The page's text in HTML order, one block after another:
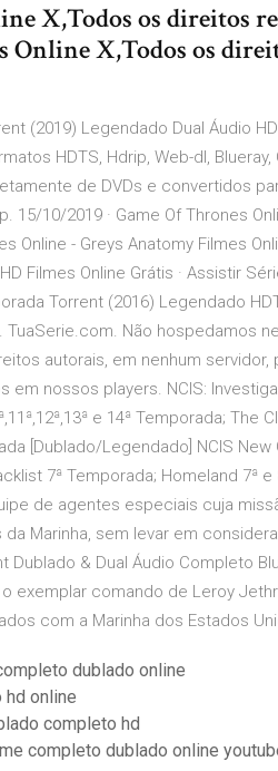
X,Todos os direitos
Online X,Todos os
(2019) Legendado Dual Áudio
HDTS, Hdrip, Web-dl, Blueray,
de DVDs e convertidos
15/10/2019 · Game Of Thrones
Online - Greys Anatomy Filmes
Filmes Online Grátis · Assistir
Torrent (2016) Legendado
TuaSerie.com. Não hospedamos
autorais, em nenhum
nossos players. NCIS:
e 14ª Temporada; The
[Dublado/Legendado] NCIS New
7ª Temporada; Homeland 7ª
de agentes especiais cuja
Marinha, sem levar em
Dublado & Dual Áudio Completo
exemplar comando de Leroy
com a Marinha dos Estados
dublado online
hd online
completo hd
completo dublado online